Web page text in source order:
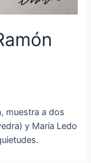
muestra a dos
y María Ledo